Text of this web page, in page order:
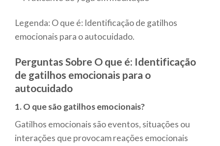
Legenda: O que é: Identificação de gatilhos
emocionais para o autocuidado.
Perguntas Sobre O que é: Identificação
de gatilhos emocionais para o
autocuidado
1. O que são gatilhos emocionais?
Gatilhos emocionais são eventos, situações ou
interações que provocam reações emocionais